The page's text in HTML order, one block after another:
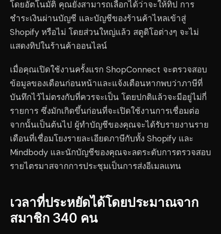
โดยอัตโนมัติ คุณยังสามารถเลือกได้ว่าจะให้ทิป การ
ชำระเงินผ่านบัญชี และบัญชีของร้านค้าไหลเข้าสู่
Shopify หรือไม่ โดยส่วนใหญ่แล้ว สตูดิโอต่างๆ จะไม่
แสดงทิปในร้านค้าออนไลน์
เมื่อคุณเปิดใช้งานครั้งแรก ShopConnect จะตรวจสอบ
ข้อมูลของเดือนก่อนหน้าและแจ้งเตือนหากพบว่าภาษีที่
บันทึกไว้ไม่ตรงกับที่ควรจะเป็น โดยปกติแล้วจะมีอยู่ไม่กี่
รายการ ซึ่งมักเกิดขึ้นก่อนที่จะเปิดใช้งานการเชื่อมต่อ
จากนั้นเป็นต้นไป ผู้ทำบัญชีของคุณจะได้รับรายงานราย
เดือนที่เชื่อมโยงรายละเอียดภาษีกับทั้ง Shopify และ
Mindbody และนักบัญชีของคุณจะลดระดับการตรวจสอบ
รายไตรมาสจากการประชุมเป็นการส่งอีเมลแทน
เวลาที่ประหยัดได้โดยประมาณจาก
สมาชิก 340 คน